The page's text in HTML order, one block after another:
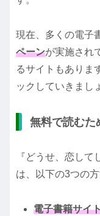
現在、多くの電子
ペーンが実施され
るサイトもありま
ックしていきまし
無料で読むた
『どうせ、恋し
は、以下の3つの方
電子書籍サイ